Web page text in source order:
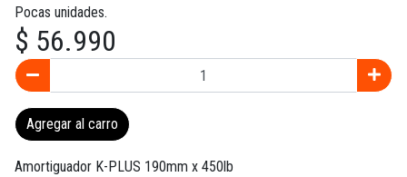
Pocas unidades.
$ 56.990
Agregar al carro
Amortiguador K-PLUS 190mm x 450lb